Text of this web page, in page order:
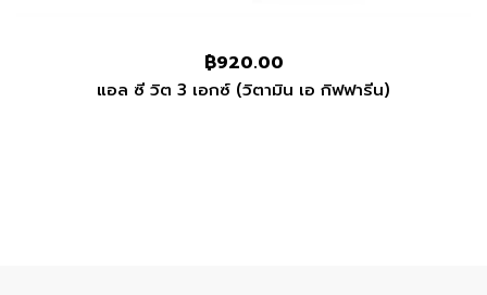
฿920.00
แอล ซี วิต 3 เอกซ์ (วิตามิน เอ กิฟฟารีน)